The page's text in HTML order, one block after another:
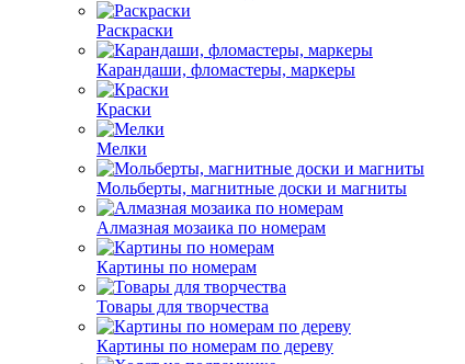
Раскраски
Карандаши, фломастеры, маркеры
Краски
Мелки
Мольберты, магнитные доски и магниты
Алмазная мозаика по номерам
Картины по номерам
Товары для творчества
Картины по номерам по дереву